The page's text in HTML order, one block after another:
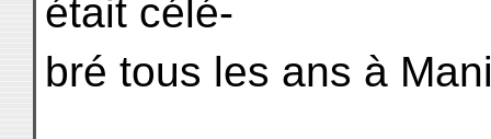
était célé-
bré tous les ans à